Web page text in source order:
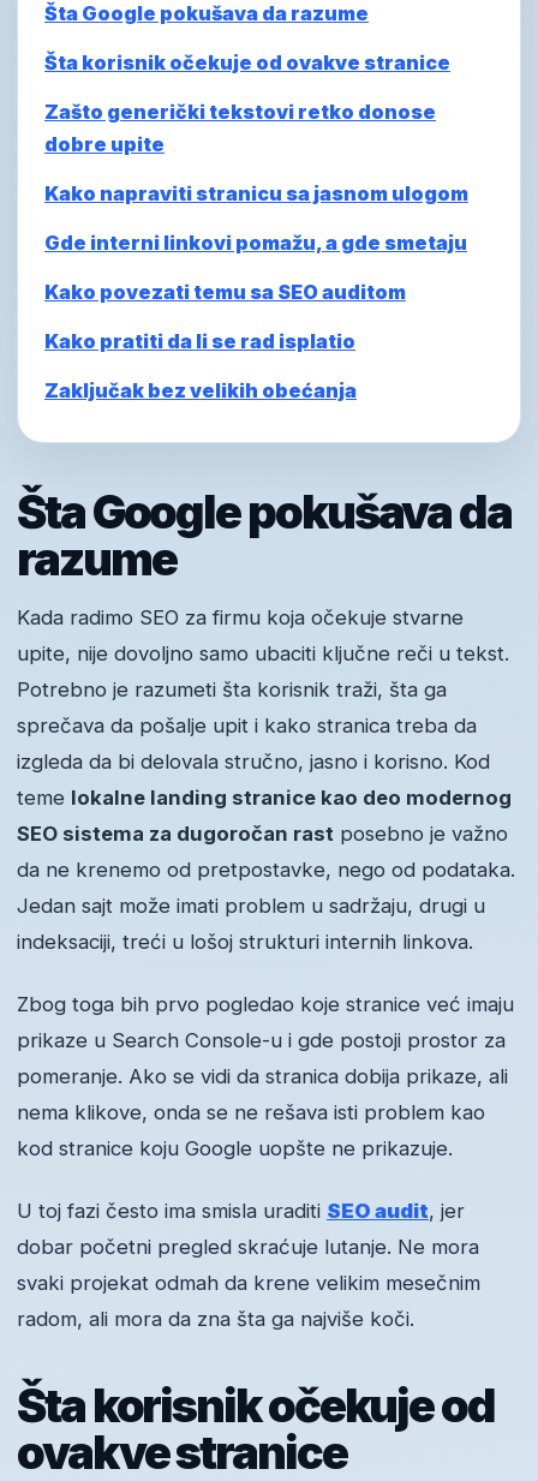
Šta Google pokušava da razume
Šta korisnik očekuje od ovakve stranice
Zašto generički tekstovi retko donose
dobre upite
Kako napraviti stranicu sa jasnom ulogom
Gde interni linkovi pomažu, a gde smetaju
Kako povezati temu sa SEO auditom
Kako pratiti da li se rad isplatio
Zaključak bez velikih obećanja
Šta Google pokušava da
razume
Kada radimo SEO za firmu koja očekuje stvarne
upite, nije dovoljno samo ubaciti ključne reči u tekst.
Potrebno je razumeti šta korisnik traži, šta ga
sprečava da pošalje upit i kako stranica treba da
izgleda da bi delovala stručno, jasno i korisno. Kod
teme lokalne landing stranice kao deo modernog
SEO sistema za dugoročan rast posebno je važno
da ne krenemo od pretpostavke, nego od podataka.
Jedan sajt može imati problem u sadržaju, drugi u
indeksaciji, treći u lošoj strukturi internih linkova.
Zbog toga bih prvo pogledao koje stranice već imaju
prikaze u Search Console-u i gde postoji prostor za
pomeranje. Ako se vidi da stranica dobija prikaze, ali
nema klikove, onda se ne rešava isti problem kao
kod stranice koju Google uopšte ne prikazuje.
U toj fazi često ima smisla uraditi SEO audit, jer
dobar početni pregled skraćuje lutanje. Ne mora
svaki projekat odmah da krene velikim mesečnim
radom, ali mora da zna šta ga najviše koči.
Šta korisnik očekuje od
ovakve stranice